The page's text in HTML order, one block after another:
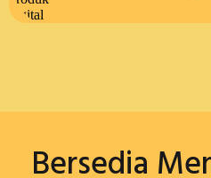
Bersedia